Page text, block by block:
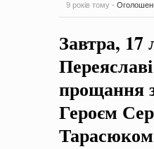
9 років тому -
на період 2018 – 2020
- 0 Коментарів
Завтра, 17
прощання
Героєм
Тарасюком